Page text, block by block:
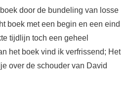
door de bundeling van losse
boek met een begin en een eind
tijdlijn toch een geheel
het boek vind ik verfrissend; Het
over de schouder van David